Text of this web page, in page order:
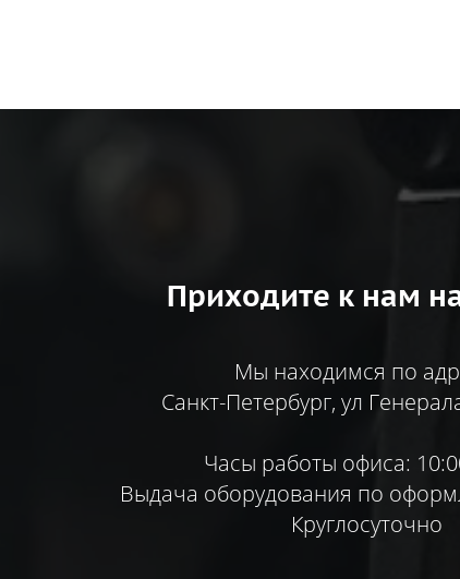
Приходите к нам
Мы находимся по
Санкт-Петербург, ул
Часы работы офиса:
Выдача оборудования по
Круглосуточно